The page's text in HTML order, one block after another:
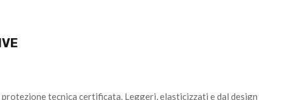
tecnica certificata. Leggeri, elasticizzati e dal design